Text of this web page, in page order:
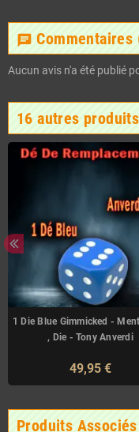
chat Commentaires
Aucun avis n'a été publié
16 autres
1 Die Blue Gimmicked -
, Die - Tony Anverdi
49,95 €
Produits